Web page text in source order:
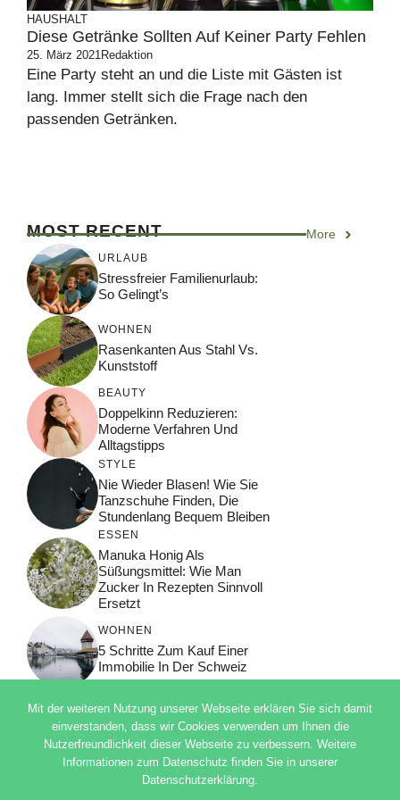
HAUSHALT
Diese Getränke Sollten Auf Keiner Party Fehlen
25. März 2021Redaktion
Eine Party steht an und die Liste mit Gästen ist
lang. Immer stellt sich die Frage nach den
passenden Getränken.
MOST RECENT More
URLAUB
Stressfreier Familienurlaub:
So Gelingt’s
WOHNEN
Rasenkanten Aus Stahl Vs.
Kunststoff
BEAUTY
Doppelkinn Reduzieren:
Moderne Verfahren Und
Alltagstipps
STYLE
Nie Wieder Blasen! Wie Sie
Tanzschuhe Finden, Die
Stundenlang Bequem Bleiben
ESSEN
Manuka Honig Als
Süßungsmittel: Wie Man
Zucker In Rezepten Sinnvoll
Ersetzt
WOHNEN
5 Schritte Zum Kauf Einer
Immobilie In Der Schweiz
© 2026 ADSIMPLE
DATENSCHUTZERKLÄRUNG
Mit der weiteren Nutzung unserer Webseite erklären Sie sich damit
einverstanden, dass wir Cookies verwenden um Ihnen die
Nutzerfreundlichkeit dieser Webseite zu verbessern. Weitere
Informationen zum Datenschutz finden Sie in unserer
Datenschutzerklärung.